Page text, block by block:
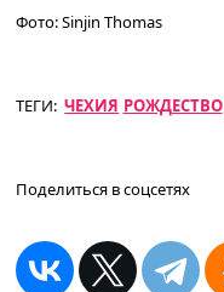
Фото:Sinjin Thomas
ТЕГИ: ЧЕХИЯ РОЖДЕСТВО
Поделиться в соцсетях